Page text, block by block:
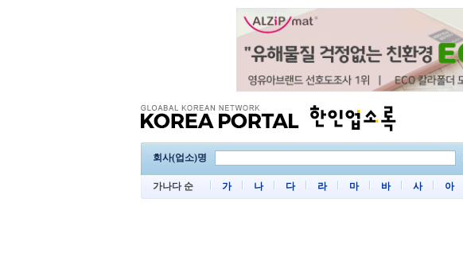
회사(업소)명
가나다 순 가 나 다 라 마 바 사 아